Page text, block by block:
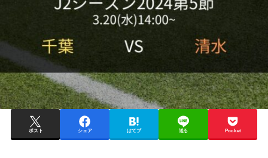
ポスト シェア はてブ 送る Pocket